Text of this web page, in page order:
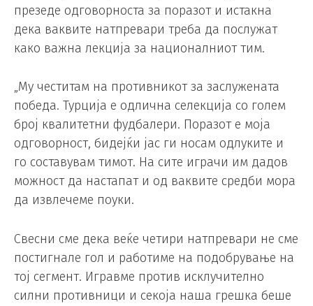
презеде одговорноста за поразот и истакна
дека ваквите натпревари треба да послужат
како важна лекција за националниот тим.
„Му честитам на противникот за заслужената
победа. Турција е одлична селекција со голем
број квалитетни фудбалери. Поразот е моја
одговорност, бидејќи јас ги носам одлуките и
го составувам тимот. На сите играчи им дадов
можност да настапат и од ваквите средби мора
да извлечеме поуки.
Свесни сме дека веќе четири натпревари не сме
постигнале гол и работиме на подобрување на
тој сегмент. Игравме против исклучително
силни противници и секоја наша грешка беше